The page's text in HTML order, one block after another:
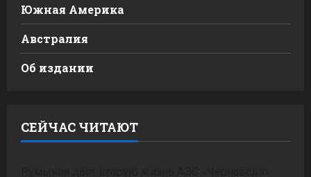
Южная Америка
Австралия
Об издании
СЕЙЧАС ЧИТАЮТ